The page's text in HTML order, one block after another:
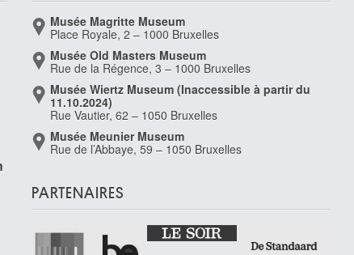
Musée Magritte Museum
Place Royale, 2 – 1000 Bruxelles
Musée Old Masters Museum
Rue de la Régence, 3 – 1000 Bruxelles
Musée Wiertz Museum (Inaccessible à partir du
11.10.2024)
Rue Vautier, 62 – 1050 Bruxelles
Musée Meunier Museum
Rue de l’Abbaye, 59 – 1050 Bruxelles
PARTENAIRES